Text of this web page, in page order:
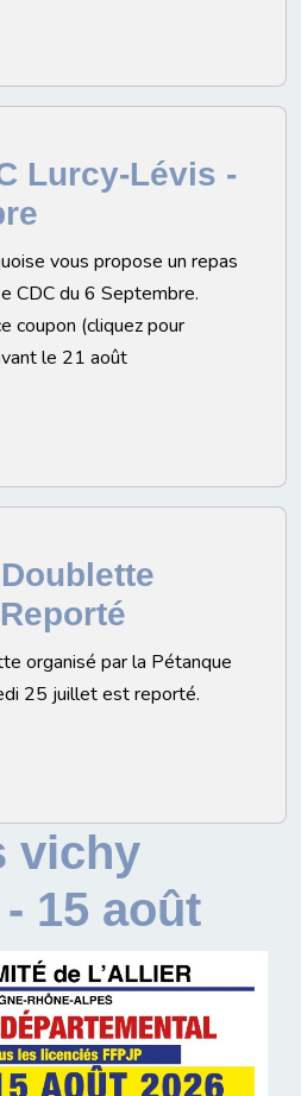
Lurcy-Lévis -
vous propose un repas
CDC du 6 Septembre.
coupon (cliquez pour
le 21 août
organisé par la Pétanque
25 juillet est reporté.
vichy
15 août